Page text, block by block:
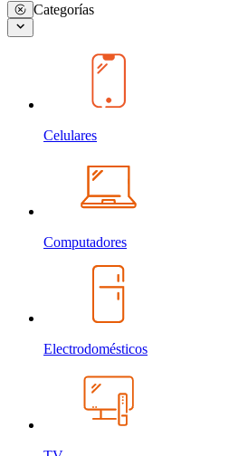
Categorías
Celulares
Computadores
Electrodomésticos